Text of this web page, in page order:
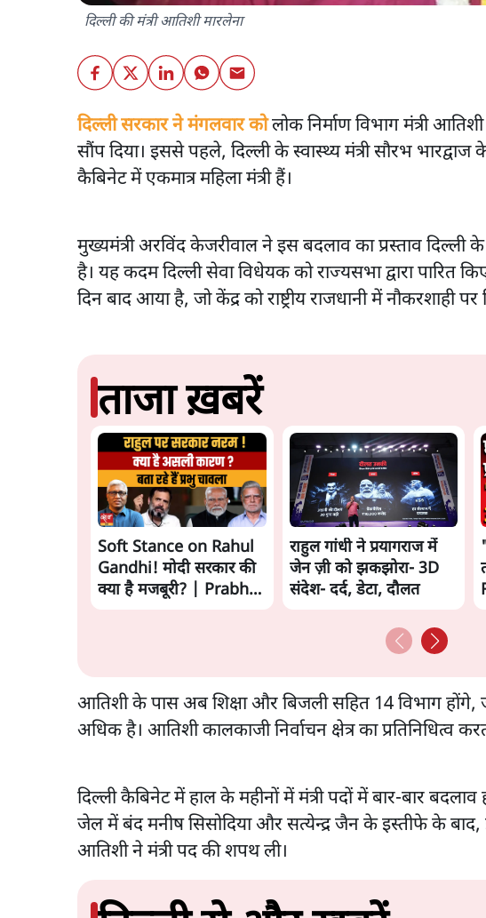
दिल्ली की मंत्री आतिशी मारलेना
दिल्ली सरकार ने मंगलवार कोलोक निर्माण विभाग मंत्री
सौंप दिया। इससे पहले, दिल्ली के स्वास्थ्य मंत्री सौरभ
कैबिनेट में एकमात्र महिला मंत्री हैं।
मुख्यमंत्री अरविंद केजरीवाल ने इस बदलाव का प्रस्ताव
है। यह कदम दिल्ली सेवा विधेयक को राज्यसभा द्वारा
दिन बाद आया है, जो केंद्र को राष्ट्रीय राजधानी में नौकरशाही पर
ताजा ख़बरें
Soft Stance on Rahul
Gandhi! मोदी सरकार की
क्या है मजबूरी? | Prabhu
राहुल गांधी ने प्रयागराज में
जेन ज़ी को झकझोरा- 3D
संदेश- दर्द, डेटा, दौलत
आतिशी के पास अब शिक्षा और बिजली सहित 14 विभाग होंगे,
अधिक है। आतिशी कालकाजी निर्वाचन क्षेत्र का प्रतिनिधित्व
दिल्ली कैबिनेट में हाल के महीनों में मंत्री पदों में बार-बार
जेल में बंद मनीष सिसोदिया और सत्येन्द्र जैन के इस्तीफे के बाद,
आतिशी ने मंत्री पद की शपथ ली।